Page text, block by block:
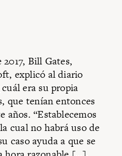
Bill Gates,
explicó al diario
era su propia
que tenían entonces
años. “Establecemos
cual no habrá uso de
caso ayuda a que se